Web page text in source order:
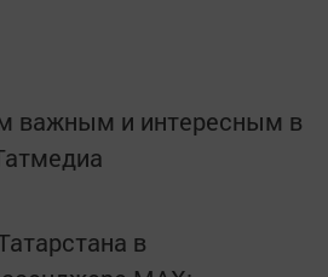
важным и интересным в
в